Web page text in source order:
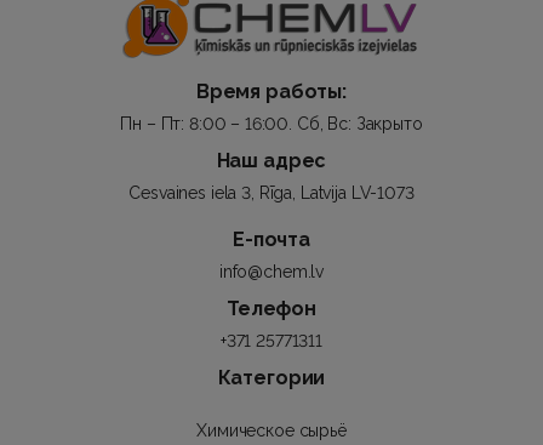
Время работы:
Пн – Пт: 8:00 – 16:00. Сб, Вс: Закрыто
Наш адрес
Cesvaines iela 3, Rīga, Latvija LV-1073
Е-почта
info@chem.lv
Телефон
+371 25771311
Категории
Химическое сырьё